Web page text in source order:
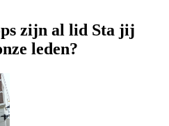
zijn al lid Sta jij
leden?